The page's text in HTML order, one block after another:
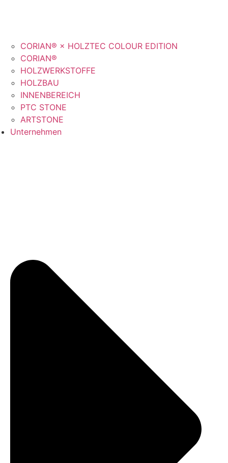
CORIAN® × HOLZTEC COLOUR EDITION
CORIAN®
HOLZWERKSTOFFE
HOLZBAU
INNENBEREICH
PTC STONE
ARTSTONE
Unternehmen